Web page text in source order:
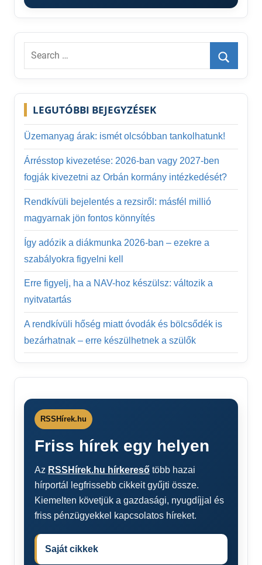
Search
Search
LEGUTÓBBI BEJEGYZÉSEK
Üzemanyag árak: ismét olcsóbban tankolhatunk!
Árrésstop kivezetése: 2026-ban vagy 2027-ben
fogják kivezetni az Orbán kormány intézkedését?
Rendkívüli bejelentés a rezsiről: másfél millió
magyarnak jön fontos könnyítés
Így adózik a diákmunka 2026-ban – ezekre a
szabályokra figyelni kell
Erre figyelj, ha a NAV-hoz készülsz: változik a
nyitvatartás
A rendkívüli hőség miatt óvodák és bölcsődék is
bezárhatnak – erre készülhetnek a szülők
RSSHírek.hu
Friss hírek egy helyen
Az RSSHírek.hu hírkereső több hazai
hírportál legfrissebb cikkeit gyűjti össze.
Kiemelten követjük a gazdasági, nyugdíjjal és
friss pénzügyekkel kapcsolatos híreket.
Saját cikkek